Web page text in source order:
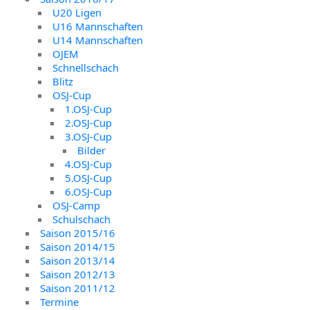
U20 Ligen
U16 Mannschaften
U14 Mannschaften
OJEM
Schnellschach
Blitz
OSJ-Cup
1.OSJ-Cup
2.OSJ-Cup
3.OSJ-Cup
Bilder
4.OSJ-Cup
5.OSJ-Cup
6.OSJ-Cup
OSJ-Camp
Schulschach
Saison 2015/16
Saison 2014/15
Saison 2013/14
Saison 2012/13
Saison 2011/12
Termine